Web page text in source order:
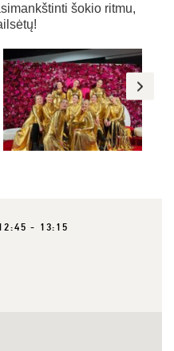
šokio ritmu,
- 13:15